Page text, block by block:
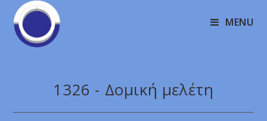
MENU
1326 - Δομική μελέτη